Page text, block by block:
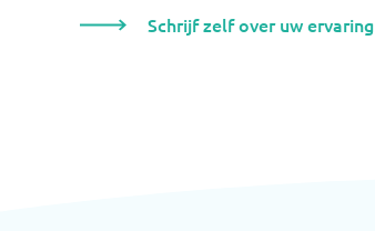
Schrijf zelf over uw ervaring